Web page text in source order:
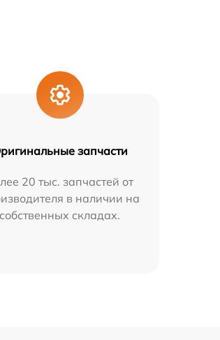
запчасти
20 тыс. запчастей от
в наличии на
собственных складах.